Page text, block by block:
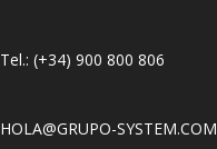
Tel.: (+34) 900 800 806
HOLA@GRUPO-SYSTEM.COM